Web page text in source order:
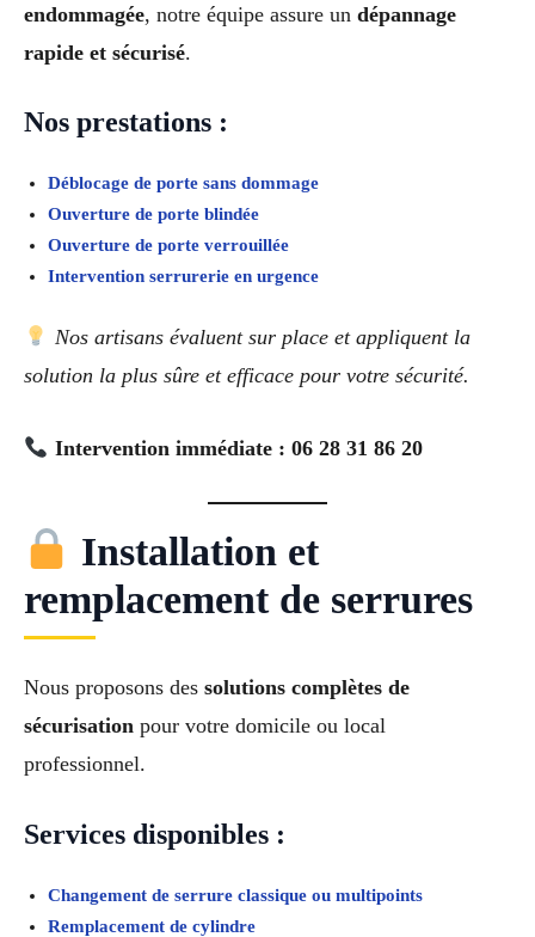
endommagée, notre équipe assure un dépannage
rapide et sécurisé.
Nos prestations :
Déblocage de porte sans dommage
Ouverture de porte blindée
Ouverture de porte verrouillée
Intervention serrurerie en urgence
Nos artisans évaluent sur place et appliquent la
solution la plus sûre et efficace pour votre sécurité.
Intervention immédiate : 06 28 31 86 20
Installation et
remplacement de serrures
Nous proposons des solutions complètes de
sécurisation pour votre domicile ou local
professionnel.
Services disponibles :
Changement de serrure classique ou multipoints
Remplacement de cylindre